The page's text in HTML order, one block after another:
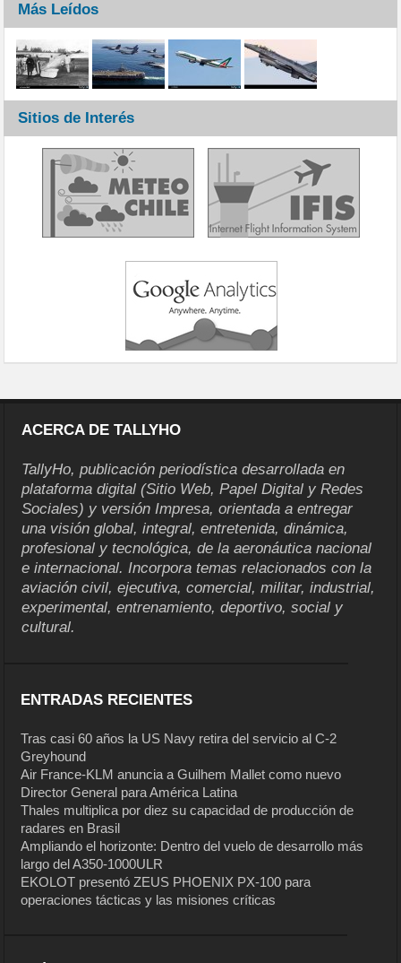
Más Leídos
Sitios de Interés
ACERCA DE TALLYHO
TallyHo, publicación periodística desarrollada en
plataforma digital (Sitio Web, Papel Digital y Redes
Sociales) y versión Impresa, orientada a entregar
una visión global, integral, entretenida, dinámica,
profesional y tecnológica, de la aeronáutica nacional
e internacional. Incorpora temas relacionados con la
aviación civil, ejecutiva, comercial, militar, industrial,
experimental, entrenamiento, deportivo, social y
cultural.
ENTRADAS RECIENTES
Tras casi 60 años la US Navy retira del servicio al C-2
Greyhound
Air France-KLM anuncia a Guilhem Mallet como nuevo
Director General para América Latina
Thales multiplica por diez su capacidad de producción de
radares en Brasil
Ampliando el horizonte: Dentro del vuelo de desarrollo más
largo del A350-1000ULR
EKOLOT presentó ZEUS PHOENIX PX-100 para
operaciones tácticas y las misiones críticas